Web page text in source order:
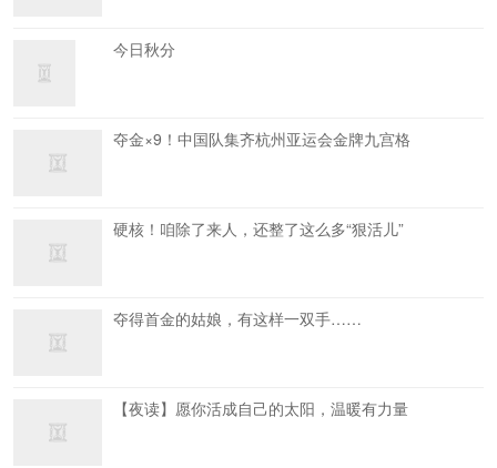
今日秋分
夺金×9！中国队集齐杭州亚运会金牌九宫格
硬核！咱除了来人，还整了这么多“狠活儿”
夺得首金的姑娘，有这样一双手……
【夜读】愿你活成自己的太阳，温暖有力量